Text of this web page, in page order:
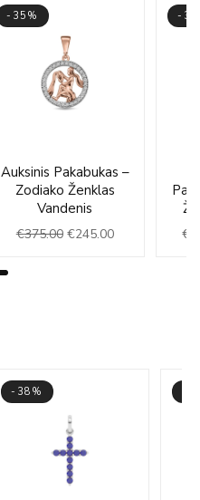
-35%
Auksinis Pakabukas –
Zodiako Ženklas
Vandenis
€375.00
price
was:
€375.00.
€245.00
price
is:
-
€
-38%